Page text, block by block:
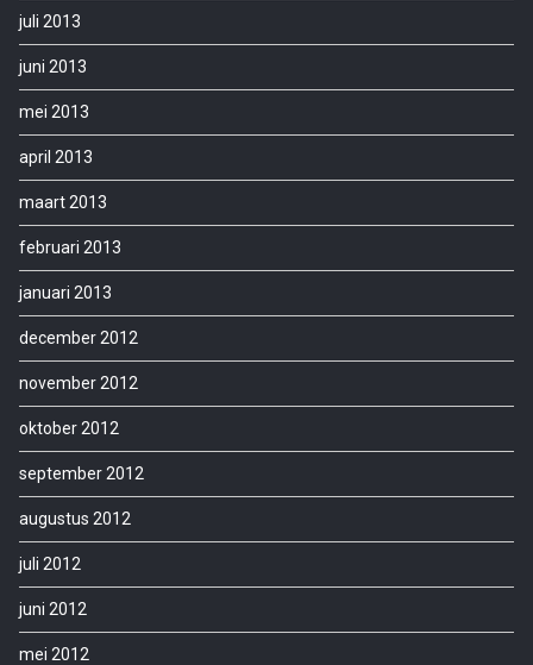
juli 2013
juni 2013
mei 2013
april 2013
maart 2013
februari 2013
januari 2013
december 2012
november 2012
oktober 2012
september 2012
augustus 2012
juli 2012
juni 2012
mei 2012